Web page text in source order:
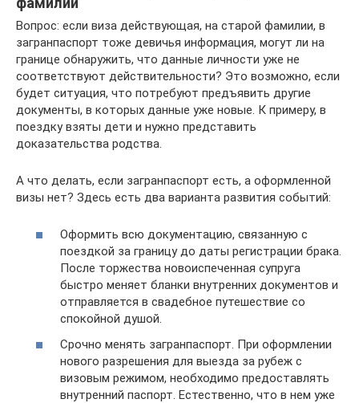
Вопрос: если виза действующая, на старой фамилии, в
загранпаспорт тоже девичья информация, могут ли на
границе обнаружить, что данные личности уже не
соответствуют действительности? Это возможно, если
будет ситуация, что потребуют предъявить другие
документы, в которых данные уже новые. К примеру, в
поездку взяты дети и нужно представить
доказательства родства.
А что делать, если загранпаспорт есть, а оформленной
визы нет? Здесь есть два варианта развития событий:
Оформить всю документацию, связанную с
поездкой за границу до даты регистрации брака.
После торжества новоиспеченная супруга
быстро меняет бланки внутренних документов и
отправляется в свадебное путешествие со
спокойной душой.
Срочно менять загранпаспорт. При оформлении
нового разрешения для выезда за рубеж с
визовым режимом, необходимо предоставлять
внутренний паспорт. Естественно, что в нем уже